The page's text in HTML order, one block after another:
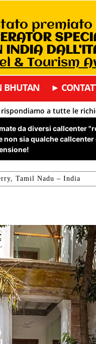
premiato
INDIA
& Tourism
BHUTAN ►
a tutte le
da diversi callcenter
sia qualche
Tamil Nadu – India